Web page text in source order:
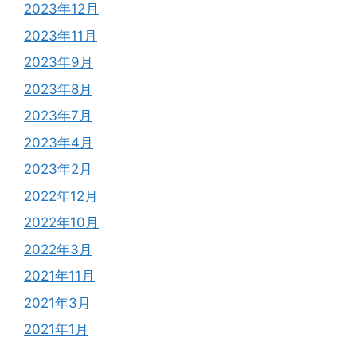
2023年12月
2023年11月
2023年9月
2023年8月
2023年7月
2023年4月
2023年2月
2022年12月
2022年10月
2022年3月
2021年11月
2021年3月
2021年1月